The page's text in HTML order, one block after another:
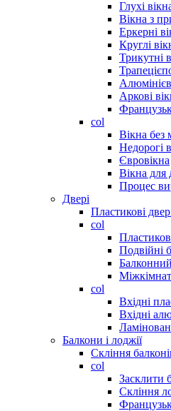
Глухі
Вікна з
Еркерні
Круглі
Трикутні
Аркові
col
Вікна без
Недорогі
Євровікна
Вікна для
Процес
Двері
Пластикові
col
Подвійні
col
Вхідні
Вхідні
Балкони і лоджії
Скління
col
Засклити
Скління